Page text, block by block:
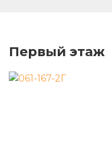
Первый этаж